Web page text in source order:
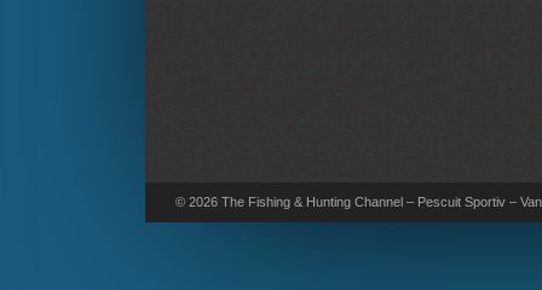
© 2026 The Fishing & Hunting Channel – Pescuit Sportiv –